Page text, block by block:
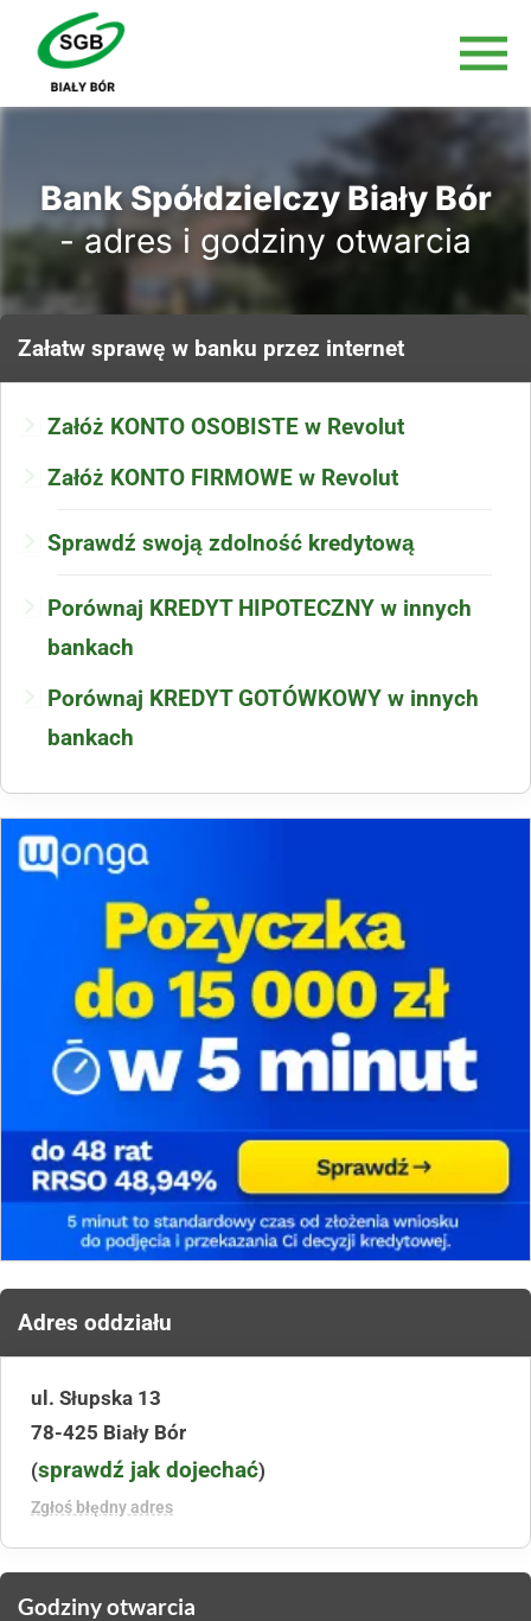
Bank Spółdzielczy Biały Bór
- adres i godziny otwarcia
Załatw sprawę w banku przez internet
Załóż KONTO OSOBISTE w Revolut
Załóż KONTO FIRMOWE w Revolut
Sprawdź swoją zdolność kredytową
Porównaj KREDYT HIPOTECZNY w innych
bankach
Porównaj KREDYT GOTÓWKOWY w innych
bankach
Adres oddziału
ul. Słupska 13
78-425 Biały Bór
(sprawdź jak dojechać)
Zgłoś błędny adres
Godziny otwarcia